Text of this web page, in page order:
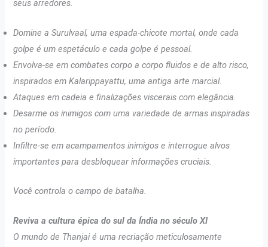
seus arredores.
Domine a Surulvaal, uma espada-chicote mortal, onde cada
golpe é um espetáculo e cada golpe é pessoal.
Envolva-se em combates corpo a corpo fluidos e de alto risco,
inspirados em Kalarippayattu, uma antiga arte marcial.
Ataques em cadeia e finalizações viscerais com elegância.
Desarme os inimigos com uma variedade de armas inspiradas
no período.
Infiltre-se em acampamentos inimigos e interrogue alvos
importantes para desbloquear informações cruciais.
Você controla o campo de batalha.
Reviva a cultura épica do sul da Índia no século XI
O mundo de Thanjai é uma recriação meticulosamente